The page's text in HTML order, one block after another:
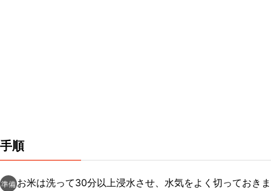
手順
準備 お米は洗って30分以上浸水させ、水気をよく切っておきま